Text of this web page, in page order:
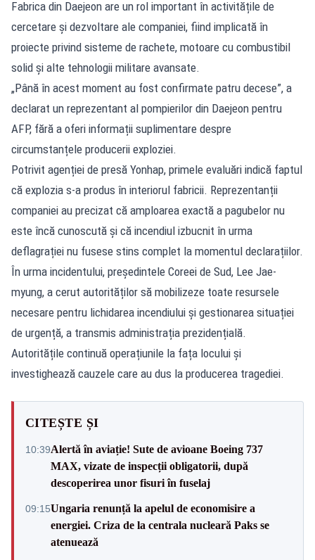
Fabrica din Daejeon are un rol important în activitățile de
cercetare și dezvoltare ale companiei, fiind implicată în
proiecte privind sisteme de rachete, motoare cu combustibil
solid și alte tehnologii militare avansate.
„Până în acest moment au fost confirmate patru decese”, a
declarat un reprezentant al pompierilor din Daejeon pentru
AFP, fără a oferi informații suplimentare despre
circumstanțele producerii exploziei.
Potrivit agenției de presă Yonhap, primele evaluări indică faptul
că explozia s-a produs în interiorul fabricii. Reprezentanții
companiei au precizat că amploarea exactă a pagubelor nu
este încă cunoscută și că incendiul izbucnit în urma
deflagrației nu fusese stins complet la momentul declarațiilor.
În urma incidentului, președintele Coreei de Sud, Lee Jae-
myung, a cerut autorităților să mobilizeze toate resursele
necesare pentru lichidarea incendiului și gestionarea situației
de urgență, a transmis administrația prezidențială.
Autoritățile continuă operațiunile la fața locului și
investighează cauzele care au dus la producerea tragediei.
CITEȘTE ȘI
10:39Alertă în aviație! Sute de avioane Boeing 737
MAX, vizate de inspecții obligatorii, după
descoperirea unor fisuri în fuselaj
09:15Ungaria renunță la apelul de economisire a
energiei. Criza de la centrala nucleară Paks se
atenuează